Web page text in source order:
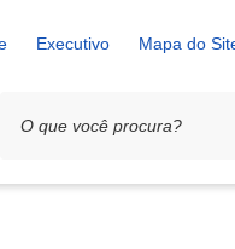
Executivo Mapa do